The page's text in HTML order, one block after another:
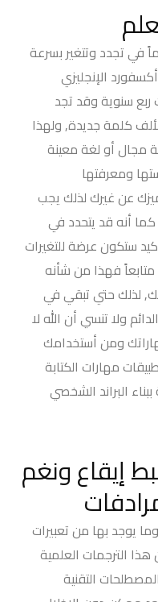
في تجدد وتتغير بسرعة
الإنجليزي
سنوية وقد تجد
كلمة جديدة, ولهذا
مجال أو لغة معينة
ومعرفتها
عن غيرك لذلك يجب
أنه قد يتحدد في
ستكون عرضة للتغيرات
فهذا من شأنه
لذلك حتي تبقي في
ولا تنسي أن الله لا
ومن أستخدامك
مهارات الكتابة
البراند الشخصي
إيقاع ونغم
يوجد بها من تعبيرات
الترجمات العلمية
التقنية